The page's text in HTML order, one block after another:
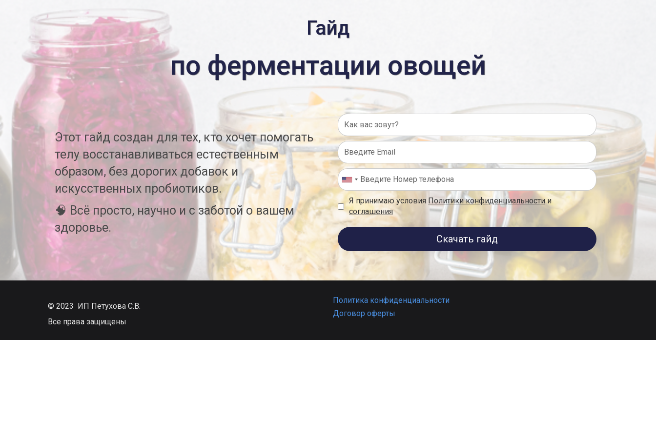
Гайд
по ферментации овощей
Этот гайд создан для тех, кто хочет помогать
телу восстанавливаться естественным
образом, без дорогих добавок и
искусственных пробиотиков.
🧠 Всё просто, научно и с заботой о вашем
здоровье.
Я принимаю условия Политики конфиденциальностии
соглашения
Скачать гайд
© 2023 ИП Петухова С.В.
Все права защищены
Политика конфиденциальности
Договор оферты